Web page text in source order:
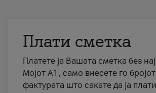
Плати сметка
Платете ја Вашата сметка без
Мојот А1, само внесете го
фактурата што сакате да ја